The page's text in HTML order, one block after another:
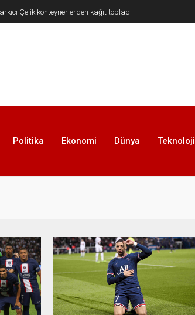
2 ülkeyi birden vurdu
Politika Ekonomi Dünya Teknoloji